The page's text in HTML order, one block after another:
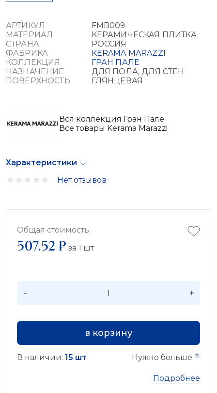
АРТИКУЛ
FMB009
МАТЕРИАЛ
КЕРАМИЧЕСКАЯ ПЛИТКА
СТРАНА
РОССИЯ
ФАБРИКА
KERAMA MARAZZI
КОЛЛЕКЦИЯ
ГРАН ПАЛЕ
НАЗНАЧЕНИЕ
ДЛЯ ПОЛА, ДЛЯ СТЕН
ПОВЕРХНОСТЬ
ГЛЯНЦЕВАЯ
Вся коллекция Гран Пале
Все товары Kerama Marazzi
Характеристики
Нет отзывов
Общая стоимость:
507.52 ₽ за 1 шт
- +
в корзину
В наличии: 15 шт Нужно больше
Подробнее